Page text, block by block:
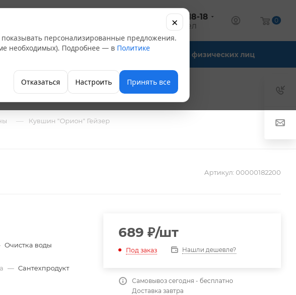
+7 (347) 246-18-18
оптовый отдел
0
Компания Офис-склады Для физических лиц
— Кувшин "Орион" Гейзер
Артикул: 00000182200
Очистка воды
— Сантехпродукт
689 ₽/шт
Под заказ Нашли дешевле?
Самовывоз сегодня - бесплатно
Доставка завтра
персонализированные предложения.
необходимых). Подробнее — в Политике
Отказаться Настроить Принять все
×